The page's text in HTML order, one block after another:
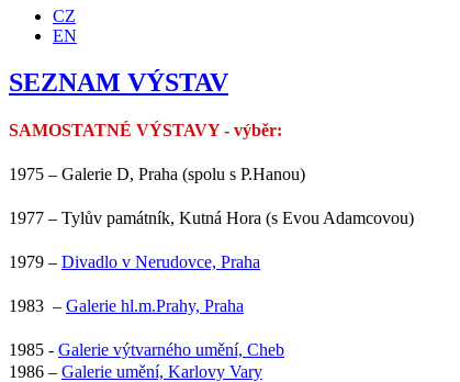
CZ
EN
SEZNAM VÝSTAV
SAMOSTATNÉ VÝSTAVY - výběr:
1975 – Galerie D, Praha (spolu s P.Hanou)
1977 – Tylův památník, Kutná Hora (s Evou Adamcovou)
1979 – Divadlo v Nerudovce, Praha
1983 – Galerie hl.m.Prahy, Praha
1985 - Galerie výtvarného umění, Cheb
1986 – Galerie umění, Karlovy Vary